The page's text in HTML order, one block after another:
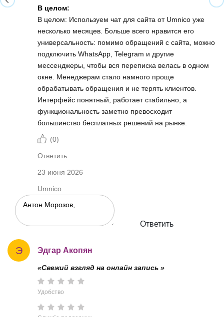
В целом:
В целом: Используем чат для сайта от Umnico уже
несколько месяцев. Больше всего нравится его
универсальность: помимо обращений с сайта, можно
подключить WhatsApp, Telegram и другие
мессенджеры, чтобы вся переписка велась в одном
окне. Менеджерам стало намного проще
обрабатывать обращения и не терять клиентов.
Интерфейс понятный, работает стабильно, а
функциональность заметно превосходит
большинство бесплатных решений на рынке.
(0)
Ответить
23 июня 2026
Umnico
Ответить
Э Эдгар Акопян
«Свежий взгляд на онлайн запись »
Удобство